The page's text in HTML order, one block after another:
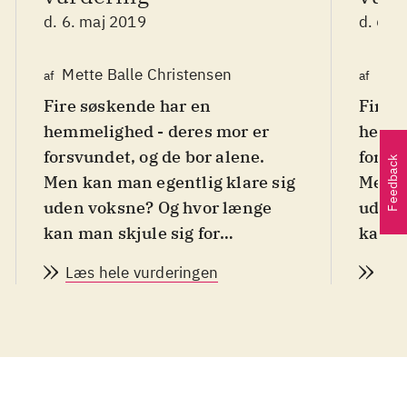
d. 6. maj 2019
af Mette Balle Christensen
Fire søskende har en
hemmelighed - deres mor er
forsvundet, og de bor alene.
Men kan man egentlig klare sig
uden voksne? Og hvor længe
kan man skjule sig for
Højtlæsningsbog for 8-10-årige
søskende i Sølvgade. Deres mor
Læs hele vurderingen
d. 6.
af
Fire
Men
uden
kan
Feedback